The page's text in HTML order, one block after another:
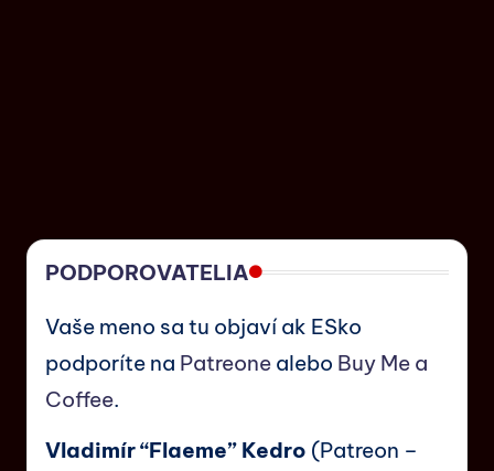
PODPOROVATELIA
Vaše meno sa tu objaví ak ESko
podporíte na Patreone alebo Buy Me a
Coffee.
Vladimír “Flaeme” Kedro (Patreon –